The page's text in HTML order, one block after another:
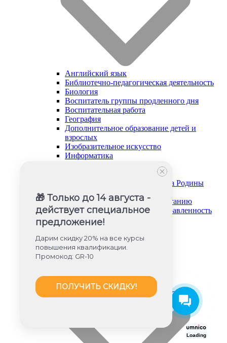
Английский язык
Библиотечно-педагогическая деятельность
Биология
Воспитатель группы продленного дня
Воспитательная работа
География
Дополнительное образование детей и
взрослых
Изобразительное искусство
Информатика
Основы безопасности и защита Родины
Русский язык и литература
Советник директора по воспитанию
Социально-гуманитарная направленность
Социальный педагог
Труд (технология)
Туризм и краеведение
Тьюторское сопровождение
Физическое воспитание
Химия
Художественная направленность
Loading
🎁 Только до 14 августа -
действует специальное
предложение!
Дарим скидку 20% на все курсы
повышения квалификации.
Промокод: GR-10
ПОЛУЧИТЬ СКИДКУ!